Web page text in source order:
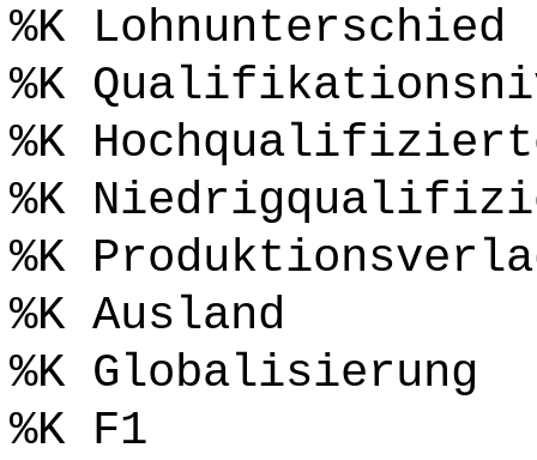
%K Lohnunterschied
%K
%K
%K
%K
%K Ausland
%K Globalisierung
%K F1